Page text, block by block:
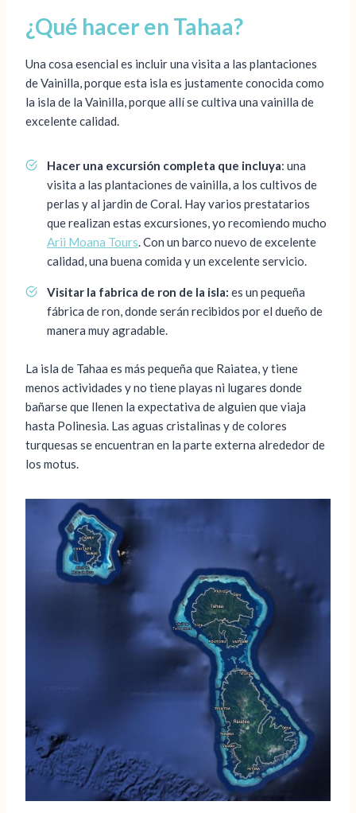
¿Qué hacer en Tahaa?
Una cosa esencial es incluir una visita a las plantaciones
de Vainilla, porque esta isla es justamente conocida como
la isla de la Vainilla, porque allí se cultiva una vainilla de
excelente calidad.
Hacer una excursión completa que incluya: una
visita a las plantaciones de vainilla, a los cultivos de
perlas y al jardin de Coral. Hay varios prestatarios
que realizan estas excursiones, yo recomiendo mucho
Arii Moana Tours. Con un barco nuevo de excelente
calidad, una buena comida y un excelente servicio.
Visitar la fabrica de ron de la isla: es un pequeña
fábrica de ron, donde serán recibidos por el dueño de
manera muy agradable.
La isla de Tahaa es más pequeña que Raiatea, y tiene
menos actividades y no tiene playas ni lugares donde
bañarse que llenen la expectativa de alguien que viaja
hasta Polinesia. Las aguas cristalinas y de colores
turquesas se encuentran en la parte externa alrededor de
los motus.